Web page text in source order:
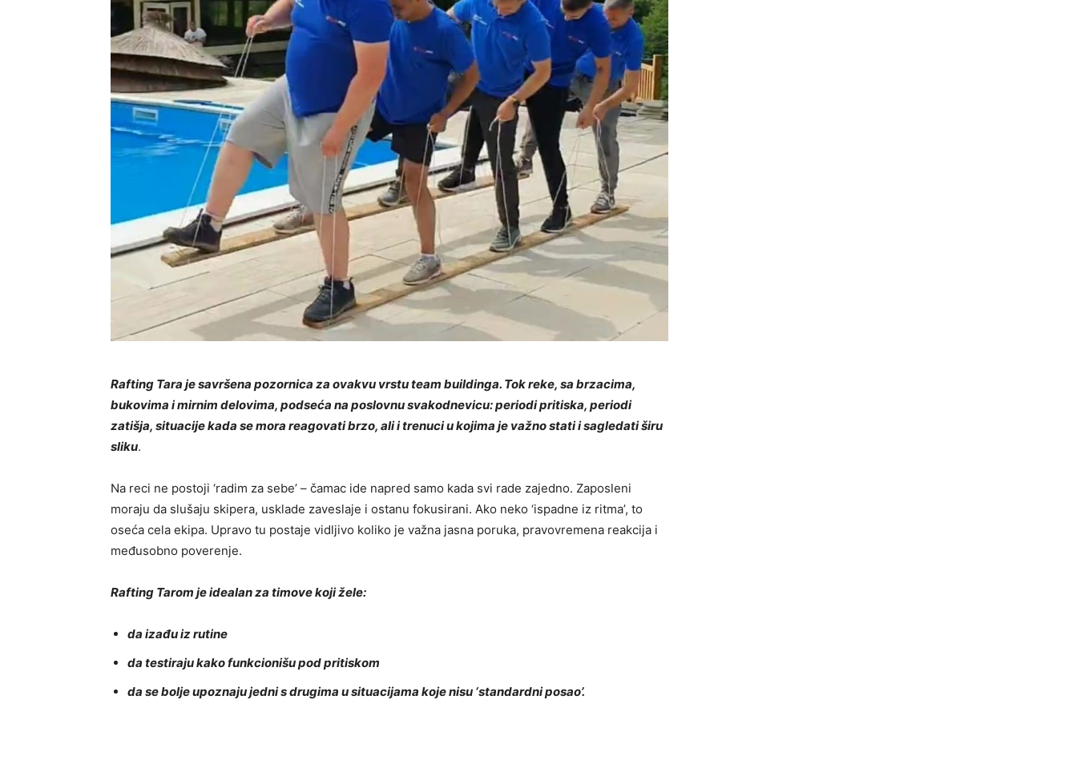
Rafting Tara je savršena pozornica za ovakvu vrstu team buildinga. Tok reke, sa brzacima,
bukovima i mirnim delovima, podseća na poslovnu svakodnevicu: periodi pritiska, periodi
zatišja, situacije kada se mora reagovati brzo, ali i trenuci u kojima je važno stati i sagledati širu
sliku.
Na reci ne postoji ‘radim za sebe’ – čamac ide napred samo kada svi rade zajedno. Zaposleni
moraju da slušaju skipera, usklade zaveslaje i ostanu fokusirani. Ako neko ‘ispadne iz ritma’, to
oseća cela ekipa. Upravo tu postaje vidljivo koliko je važna jasna poruka, pravovremena reakcija i
međusobno poverenje.
Rafting Tarom je idealan za timove koji žele:
da izađu iz rutine
da testiraju kako funkcionišu pod pritiskom
da se bolje upoznaju jedni s drugima u situacijama koje nisu ‘standardni posao’.